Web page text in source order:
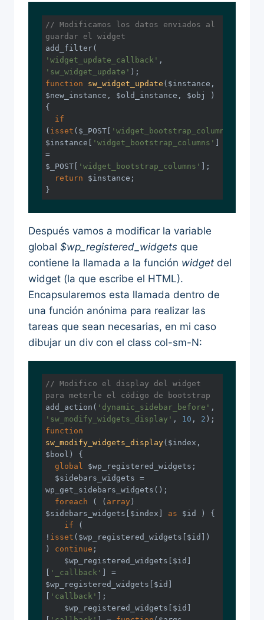
// Modificamos los datos enviados al
guardar el widget
'widget_update_callback'
'sw_widget_update'
function
sw_widget_update ($instance,
$new_instance, $old_instance, $obj )
{
if
( isset ($_POST[ 'widget_bootstrap_columns'
$instance[
'widget_bootstrap_columns'
=
$_POST[
'widget_bootstrap_columns'
];
return $instance;
}
Después vamos a modificar la variable
global $wp_registered_widgets que
contiene la llamada a la función widget del
widget (la que escribe el HTML).
Encapsularemos esta llamada dentro de
una función anónima para realizar las
tareas que sean necesarias, en mi caso
dibujar un div con el class col-sm-N:
// Modifico el display del widget
para meterle el código de bootstrap
add_action( 'dynamic_sidebar_before'
'sw_modify_widgets_display' , 10 , 2
function
sw_modify_widgets_display($index,
$bool)
{
global
$wp_registered_widgets;
wp_get_sidebars_widgets();
foreach ( ( array )
$sidebars_widgets[$index] as $id ) {
if (
! isset ($wp_registered_widgets[$id])
) continue ;
'_callback'
] =
$wp_registered_widgets[$id]
'callback'
];